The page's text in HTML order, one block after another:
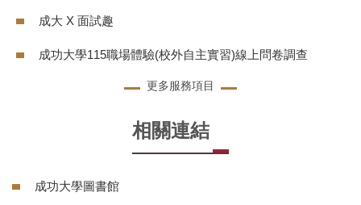
成大 X 面試趣
成功大學115職場體驗(校外自主實習)線上問卷調查
更多服務項目
相關連結
成功大學圖書館